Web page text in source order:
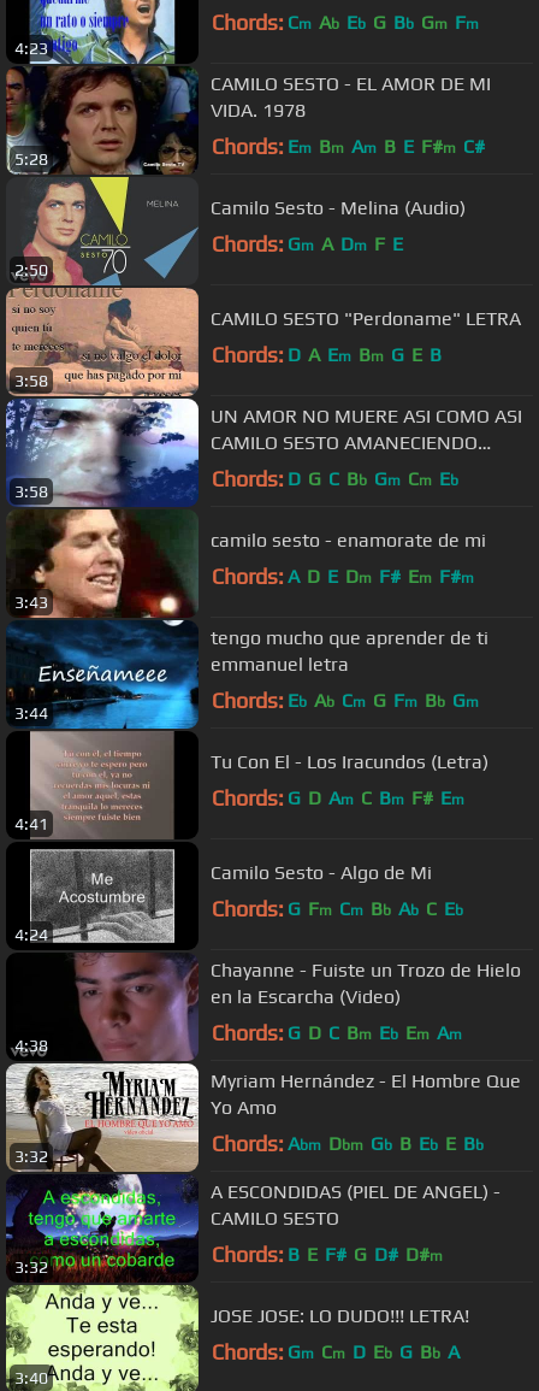
4:23
Chords: Cm Ab Eb G Bb Gm Fm
5:28
CAMILO SESTO - EL AMOR DE MI
VIDA. 1978
Chords: Em Bm Am B E F#m C#
2:50
Camilo Sesto - Melina (Audio)
Chords: Gm A Dm F E
3:58
CAMILO SESTO "Perdoname" LETRA
Chords: D A Em Bm G E B
3:58
UN AMOR NO MUERE ASI COMO ASI
CAMILO SESTO AMANECIENDO
(1980)
Chords: D G C Bb Gm Cm Eb
3:43
camilo sesto - enamorate de mi
Chords: A D E Dm F# Em F#m
3:44
tengo mucho que aprender de ti
emmanuel letra
Chords: Eb Ab Cm G Fm Bb Gm
4:41
Tu Con El - Los Iracundos (Letra)
Chords: G D Am C Bm F# Em
4:24
Camilo Sesto - Algo de Mi
Chords: G Fm Cm Bb Ab C Eb
4:38
Chayanne - Fuiste un Trozo de Hielo
en la Escarcha (Video)
Chords: G D C Bm Eb Em Am
3:32
Myriam Hernández - El Hombre Que
Yo Amo
Chords: Abm Dbm Gb B Eb E Bb
3:32
A ESCONDIDAS (PIEL DE ANGEL) -
CAMILO SESTO
Chords: B E F# G D# D#m
3:40
JOSE JOSE: LO DUDO!!! LETRA!
Chords: Gm Cm D Eb G Bb A